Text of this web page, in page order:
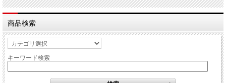
商品検索
キーワード検索